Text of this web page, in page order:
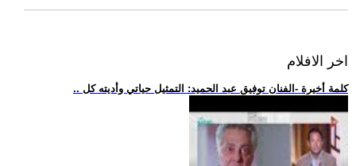
اخر الافلام
.. كلمة أخيرة -الفنان توفيق عبد الحميد: التمثيل حياتي وأديته كل